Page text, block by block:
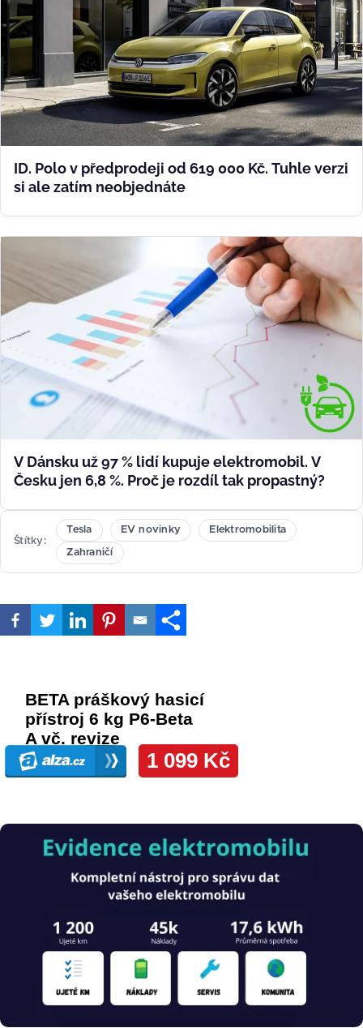
ID. Polo v předprodeji od 619 000 Kč. Tuhle verzi
si ale zatím neobjednáte
V Dánsku už 97 % lidí kupuje elektromobil. V
Česku jen 6,8 %. Proč je rozdíl tak propastný?
Štítky
Tesla EV novinky Elektromobilita
Zahraničí
Obrázek